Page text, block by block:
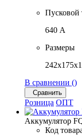
Пусковой
640 A
Размеры
В сравнении ()
Сравнить
Розница ОПТ
Аккумулятор
Код